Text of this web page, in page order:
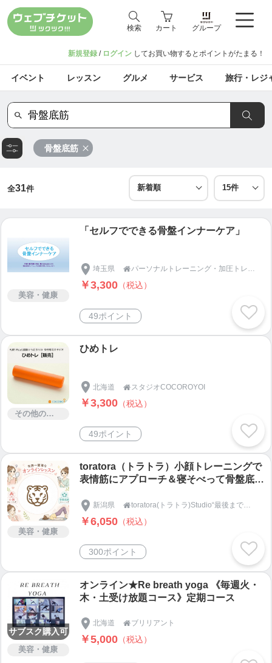
検索 カート グループ
新規登録 / ログイン してお買い物するとポイントがたまる！
イベント レッスン グルメ サービス 旅行・レジ
骨盤底筋
全31件
美容・健康
「セルフでできる骨盤インナーケア」
埼玉県  パーソナルトレーニング・加圧トレーニング・メンタル＆フィジカルコーチング・自然療法・鍼灸整体 / 所沢スポーツケアセンター
￥3,300 （税込）
49ポイント
その他のサービス
ひめトレ
北海道  スタジオCOCOROYOI
￥3,300 （税込）
49ポイント
美容・健康
toratora（トラトラ）小顔トレーニングで
表情筋にアプローチ＆寝そべって骨盤底筋
新潟県  toratora(トラトラ)Studio“最後まで見たくなる” SNS運用・リール動画編集・オンラインレッスン
￥6,050 （税込）
300ポイント
サブスク購入可
美容・健康
オンライン★Re breath yoga 《毎週火・
木・土受け放題コース》定期コース
北海道 ブリリアント
￥5,000 （税込）